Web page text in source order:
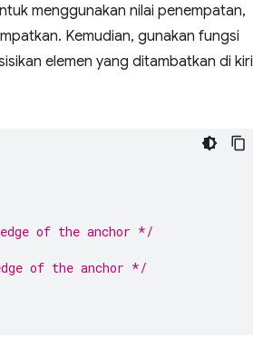
menggunakan nilai penempatan,
Kemudian, gunakan fungsi
elemen yang ditambatkan di kiri
of the anchor */
of the anchor */